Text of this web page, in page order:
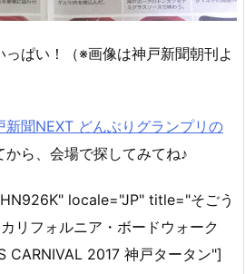
ぱい！（※画像は神戸新聞朝刊よ
新聞NEXT どんぶりグランプリの
から、会場で探してみてね♪
locale="JP" title="そごう
リフォルニア・ボードウォーク
CARNIVAL 2017 神戸タータン"]